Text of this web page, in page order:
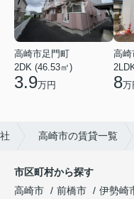
高崎市足門町
2DK (46.53㎡)
3.9万円
高崎
8万
高崎市の賃貸一覧
市区町村から探す
高崎市
前橋市 伊勢崎